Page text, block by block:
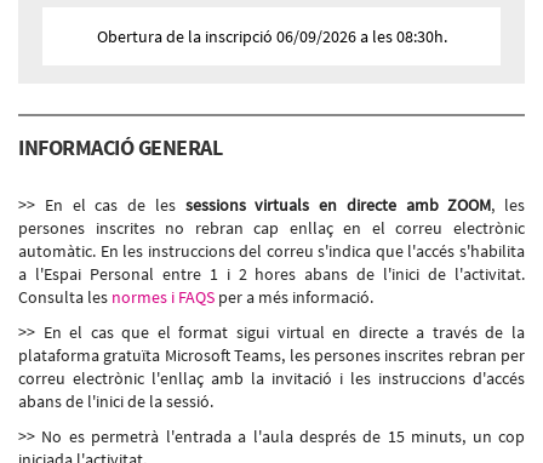
Idioma:Català
Dimarts 22 de setembre, 09:30h - 12:30h
Dimecres 23 de setembre, 09:30h - 12:30h
Obertura de la inscripció 06/09/2026 a les 08:30h.
INFORMACIÓ GENERAL
>> En el cas de les sessions virtuals en directe amb ZOOM, les
persones inscrites no rebran cap enllaç en el correu electrònic
automàtic. En les instruccions del correu s'indica que l'accés s'habilita
a l'Espai Personal entre 1 i 2 hores abans de l'inici de l'activitat.
Consulta les normes i FAQS per a més informació.
>> En el cas que el format sigui virtual en directe a través de la
plataforma gratuïta Microsoft Teams, les persones inscrites rebran per
correu electrònic l'enllaç amb la invitació i les instruccions d'accés
abans de l'inici de la sessió.
>> No es permetrà l'entrada a l'aula després de 15 minuts, un cop